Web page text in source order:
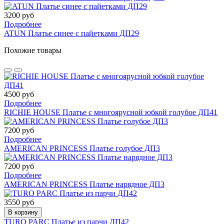
3200 руб
Подробнее
ATUN Платье синее с пайетками ДП29
Похожие товары
4500 руб
Подробнее
RICHIE HOUSE Платье с многоярусной юбкой голубое ДП41
7200 руб
Подробнее
AMERICAN PRINCESS Платье голубое ДП3
7200 руб
Подробнее
AMERICAN PRINCESS Платье нарядное ДП3
3550 руб
В корзину
TURO PARC Платье из парчи ДП42